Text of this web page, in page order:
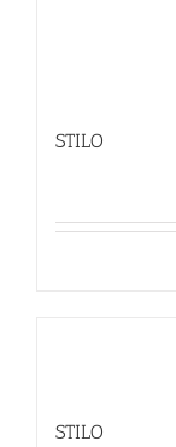
STILO
STILO